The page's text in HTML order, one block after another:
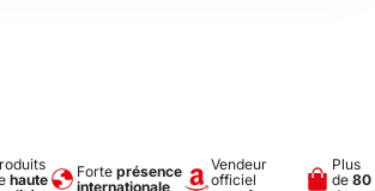
haute
Forte présence
internationale
Vendeur
officiel
Plus
de 80